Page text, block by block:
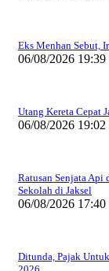
Eks Menhan Sebut,
06/08/2026
Utang Kereta Cepat
06/08/2026
Ratusan Senjata Api
Sekolah di Jaksel
06/08/2026
Ditunda, Pajak